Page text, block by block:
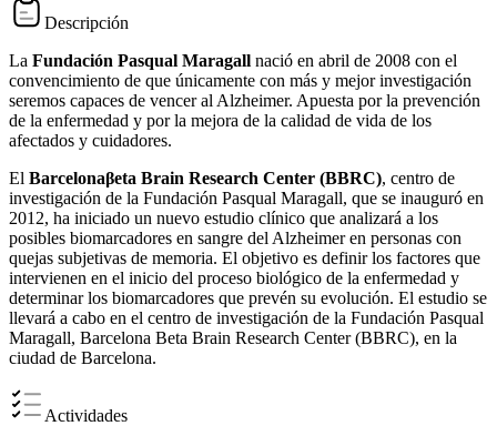
Descripción
La Fundación Pasqual Maragall nació en abril de 2008 con el
convencimiento de que únicamente con más y mejor investigación
seremos capaces de vencer al Alzheimer. Apuesta por la prevención
de la enfermedad y por la mejora de la calidad de vida de los
afectados y cuidadores.
El Barcelonaβeta Brain Research Center (BBRC), centro de
investigación de la Fundación Pasqual Maragall, que se inauguró en
2012, ha iniciado un nuevo estudio clínico que analizará a los
posibles biomarcadores en sangre del Alzheimer en personas con
quejas subjetivas de memoria. El objetivo es definir los factores que
intervienen en el inicio del proceso biológico de la enfermedad y
determinar los biomarcadores que prevén su evolución. El estudio se
llevará a cabo en el centro de investigación de la Fundación Pasqual
Maragall, Barcelona Beta Brain Research Center (BBRC), en la
ciudad de Barcelona.
Actividades